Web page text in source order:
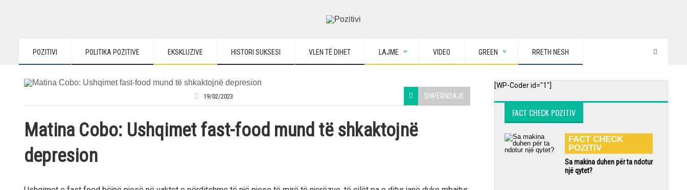
POZITIVI POLITIKA POZITIVE EKSKLUZIVE HISTORI SUKSESI VLEN TË DIHET LAJME VIDEO GREEN RRETH NESH
19/02/2023 SHPËRNDAJE
Matina Cobo: Ushqimet fast-food mund të shkaktojnë
depresion
[WP-Coder id="1"]
FACT CHECK POZITIV
FACT CHECK
POZITIV
Sa makina duhen për ta ndotur
një qytet?